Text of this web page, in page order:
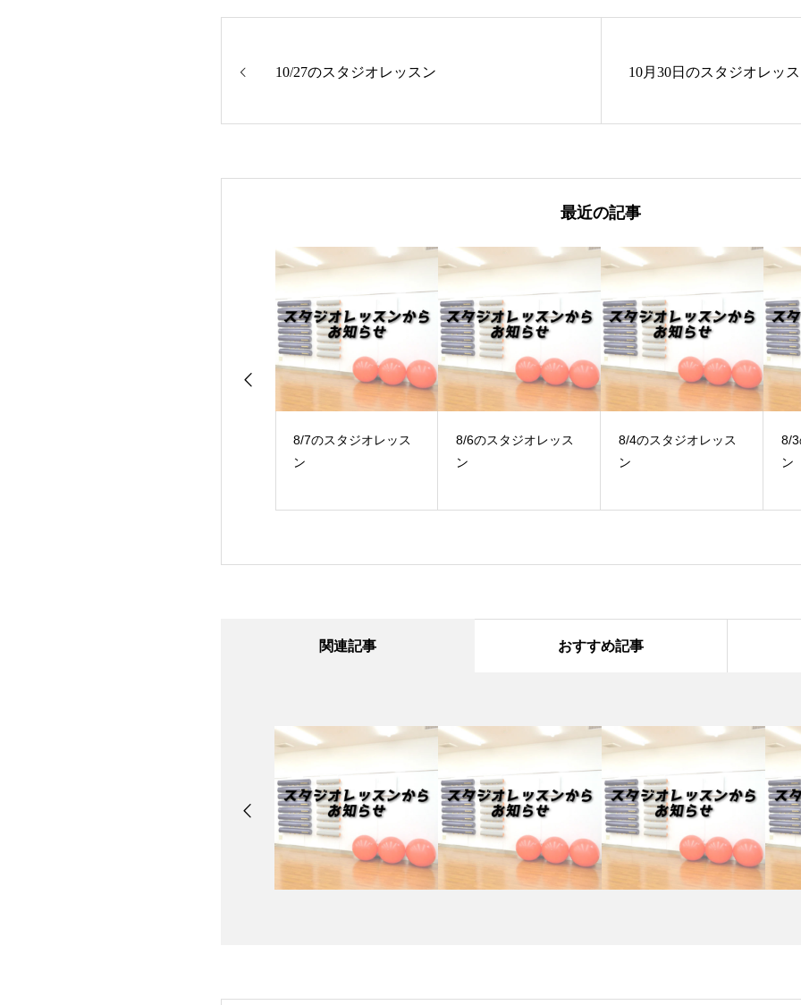
10/27のスタジオレッスン 10月30日のスタジオレッ
最近の記事
8/6のスタジオレッス
ン
8/4のスタジオレッス
ン
8/3のスタジオレッス
ン
7/
ン
関連記事 おすすめ記事